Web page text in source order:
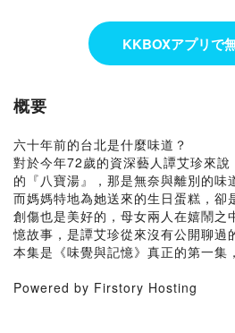
KKBOXアプリで
概要
六十年前的台北是什麼味道？
對於今年72歲的資深藝人譚艾珍來
的『八寶湯』，那是無奈與離別的味
而媽媽特地為她送來的生日蛋糕，卻
創傷也是美好的，母女兩人在嬉鬧之
憶故事，是譚艾珍從來沒有公開聊過
本集是《味覺與記憶》真正的第一集
Powered by Firstory Hosting